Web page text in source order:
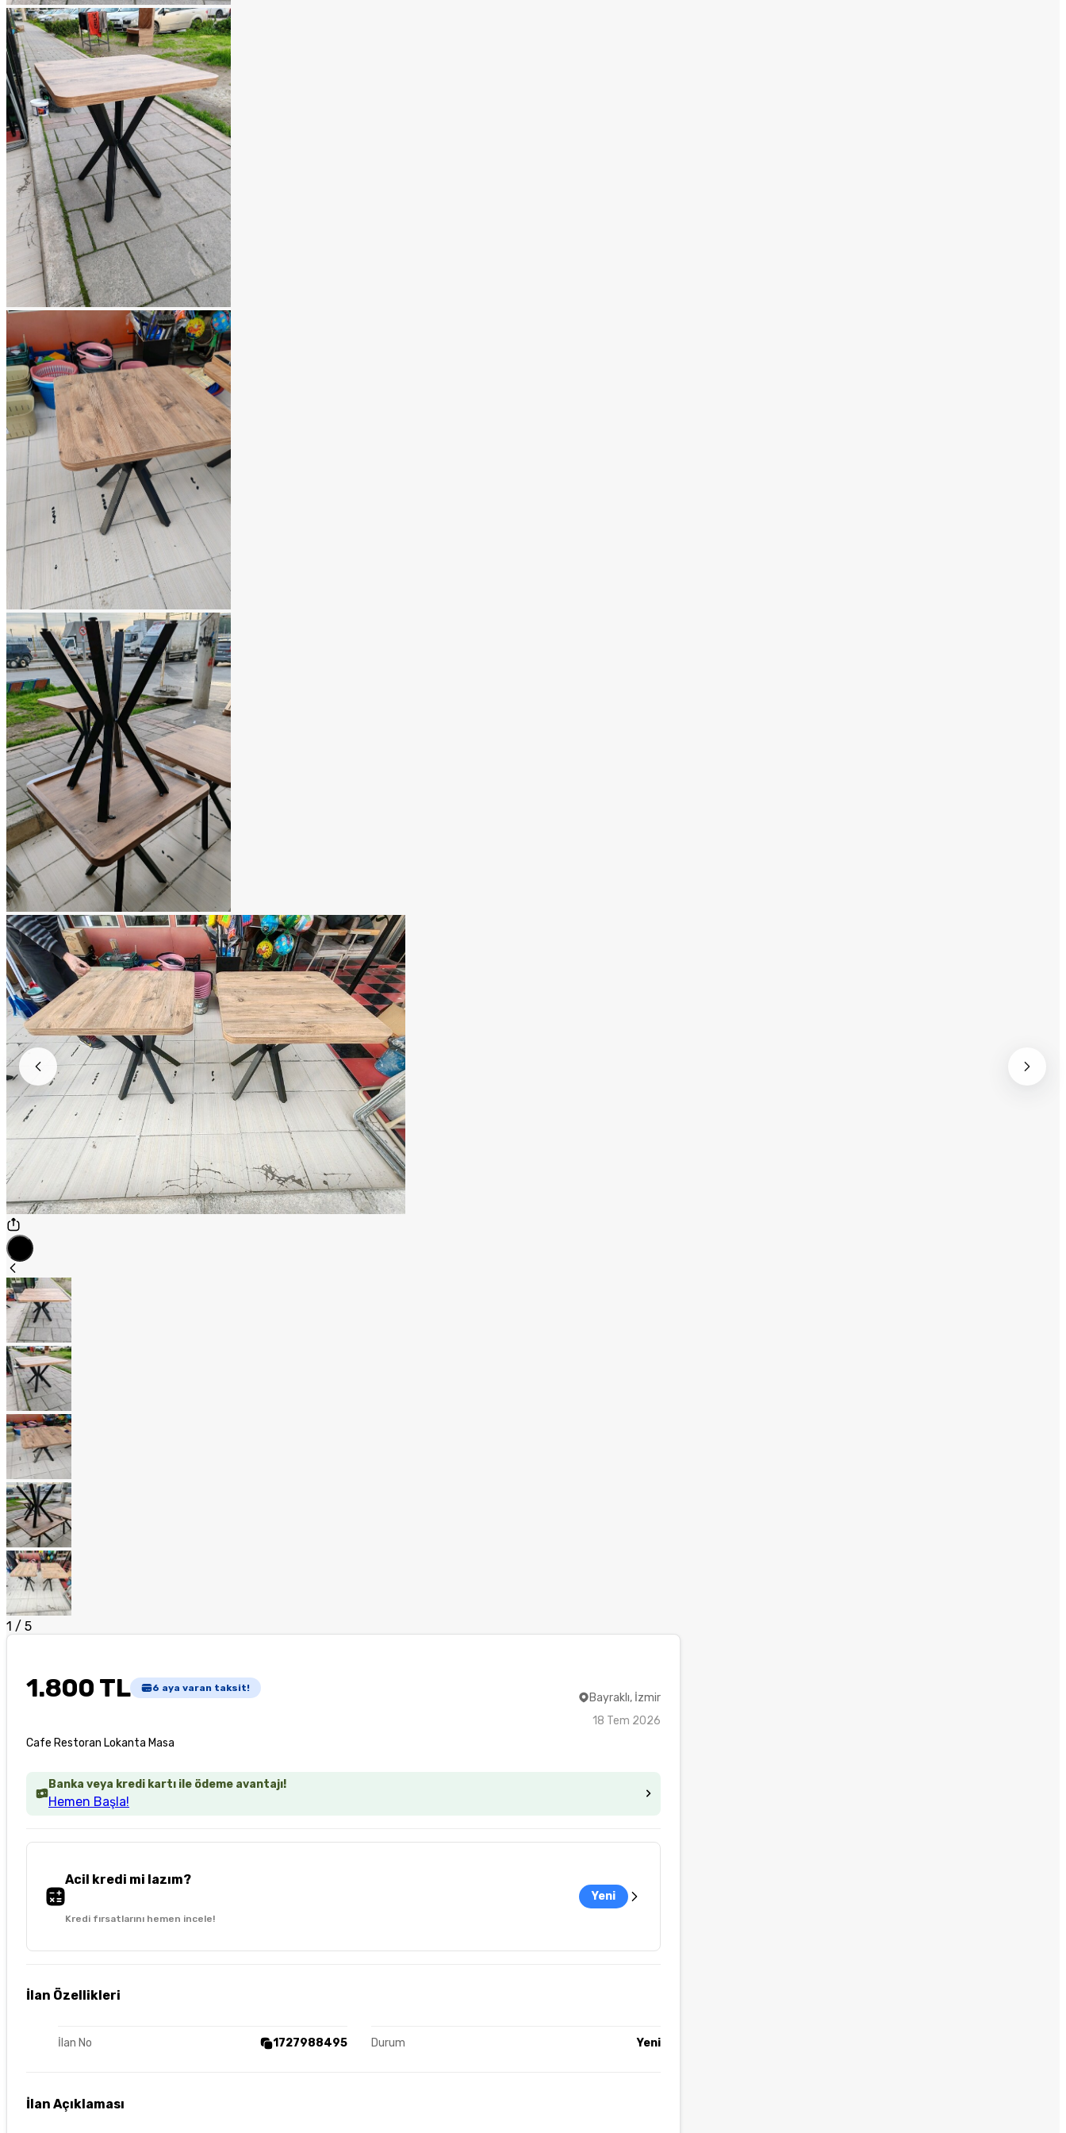
1 / 5
1.800 TL 6 aya varan taksit!
Cafe Restoran Lokanta Masa
Bayraklı, İzmir
18 Tem 2026
Banka veya kredi kartı ile ödeme avantajı!
Hemen Başla!
Acil kredi mi lazım?
Kredi fırsatlarını hemen incele!
Yeni
İlan Özellikleri
İlan No 1727988495 Durum Yeni
İlan Açıklaması